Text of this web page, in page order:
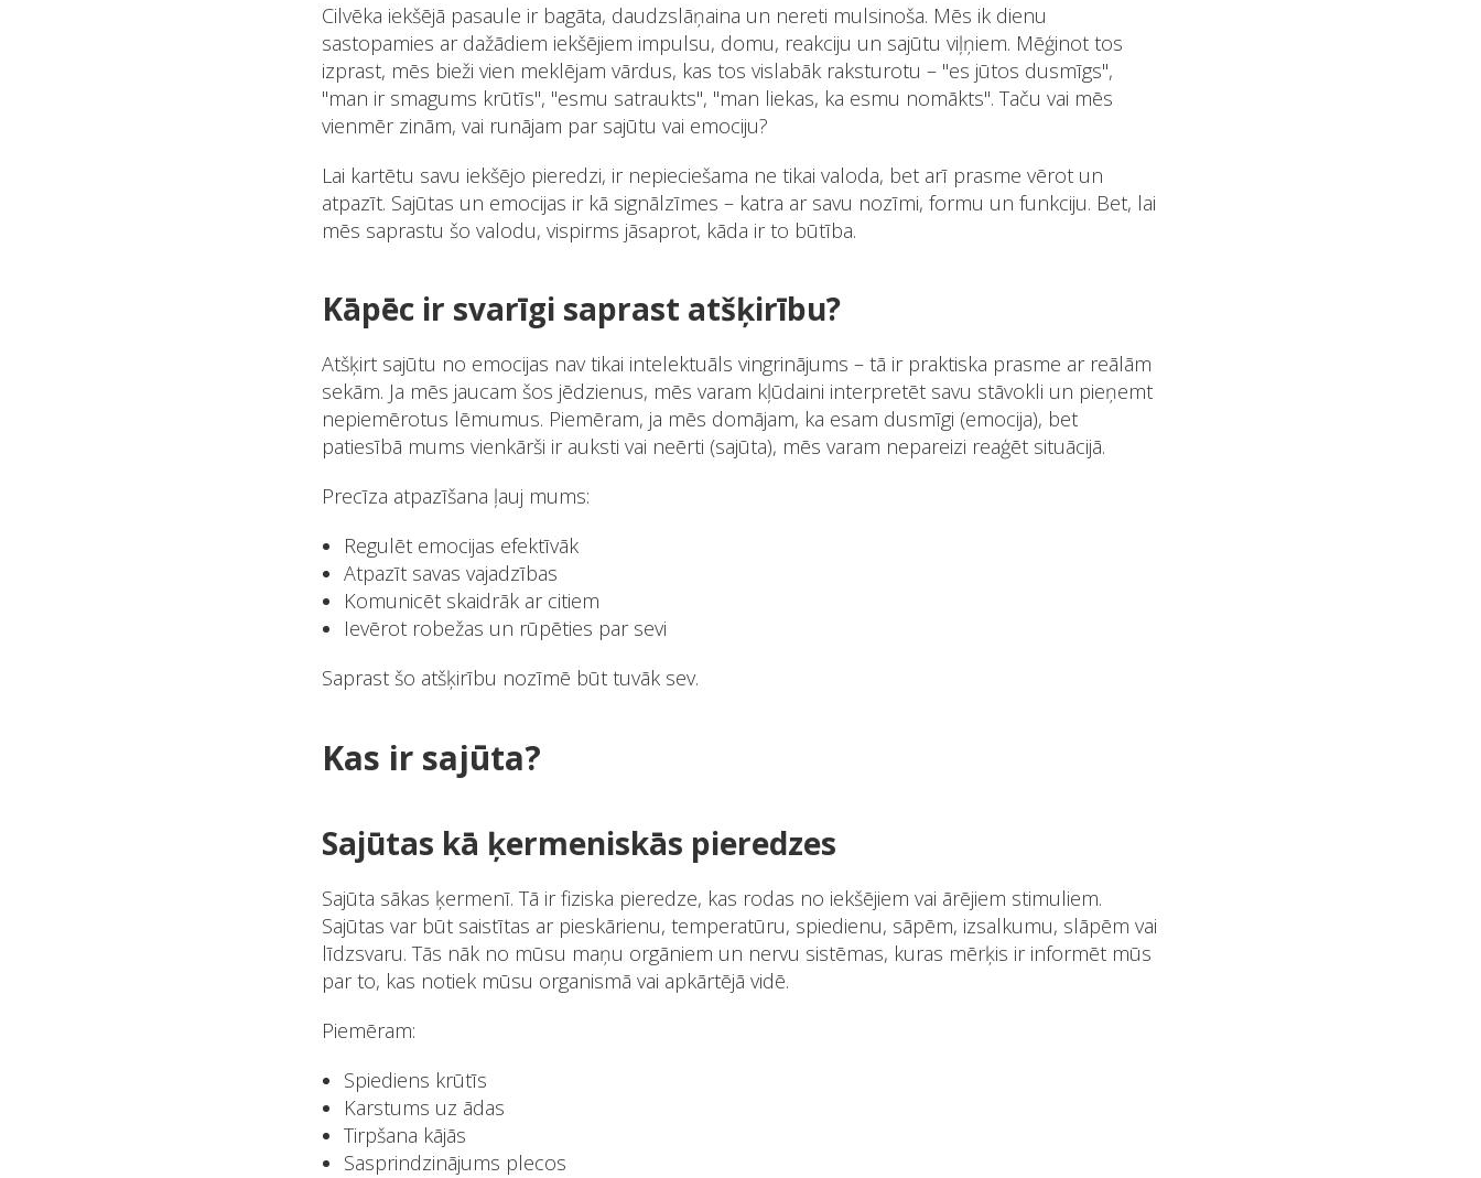
Cilvēka iekšējā pasaule ir bagāta, daudzslāņaina un nereti mulsinoša. Mēs ik dienu
sastopamies ar dažādiem iekšējiem impulsu, domu, reakciju un sajūtu viļņiem. Mēģinot tos
izprast, mēs bieži vien meklējam vārdus, kas tos vislabāk raksturotu – "es jūtos dusmīgs",
"man ir smagums krūtīs", "esmu satraukts", "man liekas, ka esmu nomākts". Taču vai mēs
vienmēr zinām, vai runājam par sajūtu vai emociju?
Lai kartētu savu iekšējo pieredzi, ir nepieciešama ne tikai valoda, bet arī prasme vērot un
atpazīt. Sajūtas un emocijas ir kā signālzīmes – katra ar savu nozīmi, formu un funkciju. Bet, lai
mēs saprastu šo valodu, vispirms jāsaprot, kāda ir to būtība.
Kāpēc ir svarīgi saprast atšķirību?
Atšķirt sajūtu no emocijas nav tikai intelektuāls vingrinājums – tā ir praktiska prasme ar reālām
sekām. Ja mēs jaucam šos jēdzienus, mēs varam kļūdaini interpretēt savu stāvokli un pieņemt
nepiemērotus lēmumus. Piemēram, ja mēs domājam, ka esam dusmīgi (emocija), bet
patiesībā mums vienkārši ir auksti vai neērti (sajūta), mēs varam nepareizi reaģēt situācijā.
Precīza atpazīšana ļauj mums:
Regulēt emocijas efektīvāk
Atpazīt savas vajadzības
Komunicēt skaidrāk ar citiem
Ievērot robežas un rūpēties par sevi
Saprast šo atšķirību nozīmē būt tuvāk sev.
Kas ir sajūta?
Sajūtas kā ķermeniskās pieredzes
Sajūta sākas ķermenī. Tā ir fiziska pieredze, kas rodas no iekšējiem vai ārējiem stimuliem.
Sajūtas var būt saistītas ar pieskārienu, temperatūru, spiedienu, sāpēm, izsalkumu, slāpēm vai
līdzsvaru. Tās nāk no mūsu maņu orgāniem un nervu sistēmas, kuras mērķis ir informēt mūs
par to, kas notiek mūsu organismā vai apkārtējā vidē.
Piemēram:
Spiediens krūtīs
Karstums uz ādas
Tirpšana kājās
Sasprindzinājums plecos